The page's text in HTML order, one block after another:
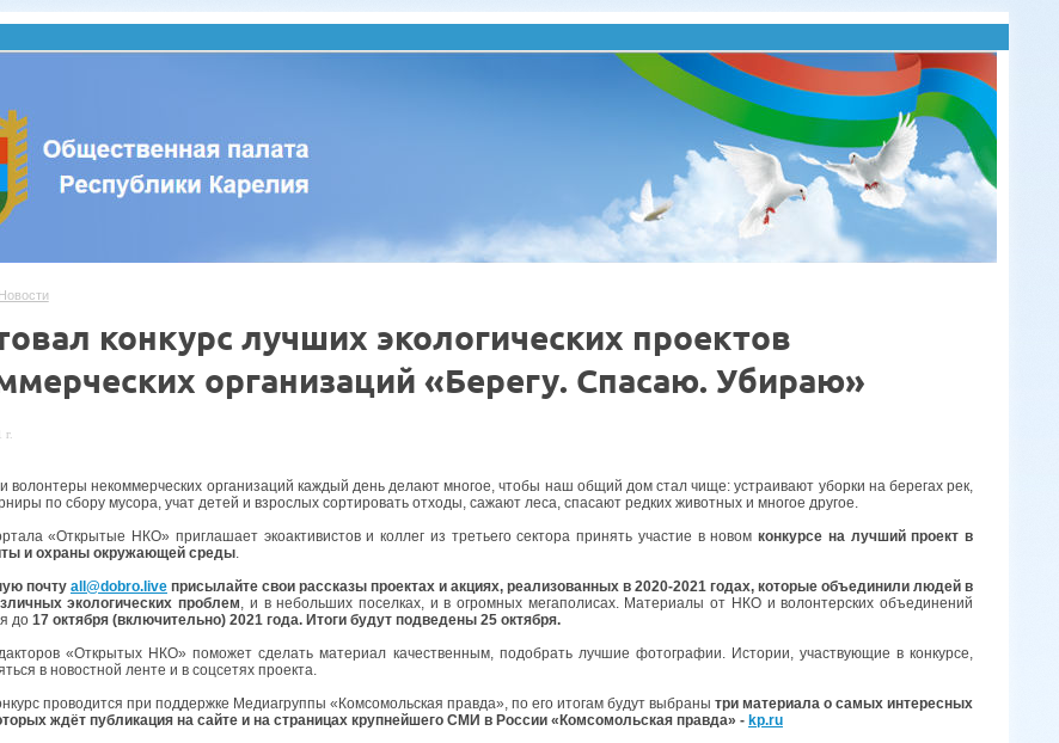
Новости
конкурс лучших экологических проектов
организаций «Берегу. Спасаю. Убираю»
г.
волонтеры некоммерческих организаций каждый день делают многое, чтобы наш общий дом стал чище: устраивают уборки на берегах рек,
по сбору мусора, учат детей и взрослых сортировать отходы, сажают леса, спасают редких животных и многое другое.
«Открытые НКО» приглашает экоактивистов и коллег из третьего сектора принять участие в новомконкурсе на лучший проект в
и охраны окружающей среды.
почту all@dobro.live присылайте свои рассказы проектах и акциях, реализованных в 2020-2021 годах, которые объединили людей в
экологических проблем, и в небольших поселках, и в огромных мегаполисах. Материалы от НКО и волонтерских объединений
до 17 октября (включительно) 2021 года. Итоги будут подведены 25 октября.
«Открытых НКО» поможет сделать материал качественным, подобрать лучшие фотографии. Истории, участвующие в конкурсе,
в новостной ленте и в соцсетях проекта.
проводится при поддержке Медиагруппы «Комсомольская правда», по его итогам будут выбраны три материала о самых интересных
ждёт публикация на сайте и на страницах крупнейшего СМИ в России «Комсомольская правда» - kp.ru